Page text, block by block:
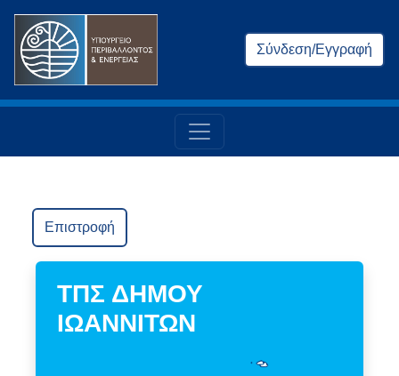
Σύνδεση/Εγγραφή
Επιστροφή
ΤΠΣ ΔΗΜΟΥ
ΙΩΑΝΝΙΤΩΝ